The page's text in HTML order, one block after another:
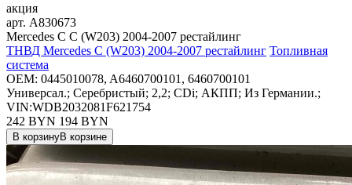
акция
арт. A830673
Mercedes C C (W203) 2004-2007 рестайлинг
ТНВД Mercedes C (W203) 2004-2007 рестайлинг Топливная
система
OEM: 0445010078, A6460700101, 6460700101
Универсал.; Серебристый; 2,2; CDi; АКПП; Из Германии.;
VIN:WDB2032081F621754
242 BYN 194 BYN
В корзинуВ корзине